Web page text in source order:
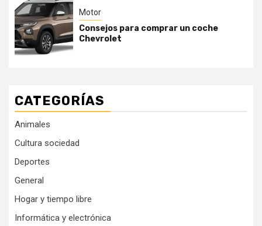
Motor
Consejos para comprar un coche
Chevrolet
CATEGORÍAS
Animales
Cultura sociedad
Deportes
General
Hogar y tiempo libre
Informática y electrónica